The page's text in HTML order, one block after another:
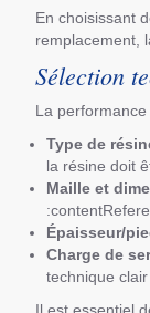
En choisissant
remplacement,
Sélection
La
Type de
la résine doit
Maille et
Épaisseur/
Charge de
technique